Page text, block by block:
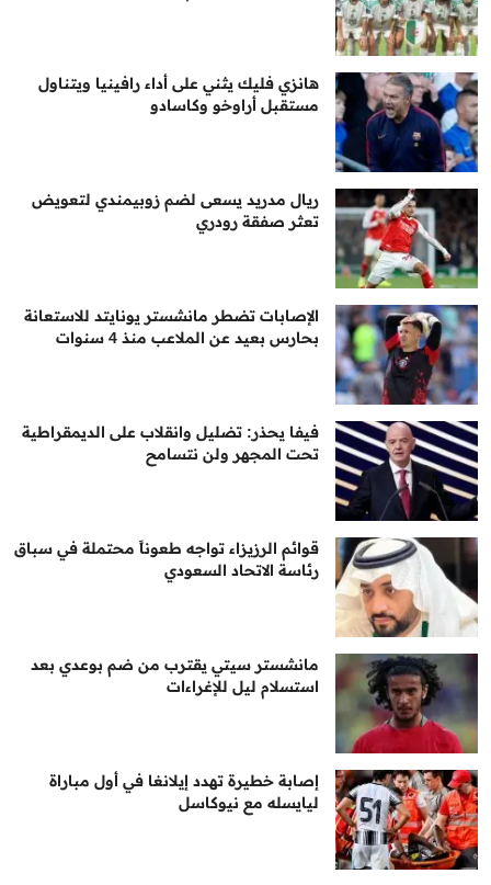
هانزي فليك يثني على أداء رافينيا ويتناول
مستقبل أراوخو وكاسادو
ريال مدريد يسعى لضم زوبيمندي لتعويض
تعثر صفقة رودري
الإصابات تضطر مانشستر يونايتد للاستعانة
بحارس بعيد عن الملاعب منذ 4 سنوات
فيفا يحذر: تضليل وانقلاب على الديمقراطية
تحت المجهر ولن نتسامح
قوائم الرزيزاء تواجه طعوناً محتملة في سباق
رئاسة الاتحاد السعودي
مانشستر سيتي يقترب من ضم بوعدي بعد
استسلام ليل للإغراءات
إصابة خطيرة تهدد إيلانغا في أول مباراة
ليايسله مع نيوكاسل